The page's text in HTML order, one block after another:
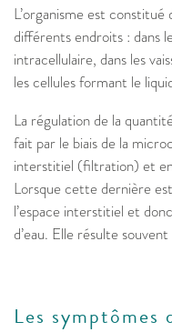
L’organisme est
différents endroits : dans
intracellulaire, dans les
les cellules formant le
La régulation de la
fait par le biais de la
interstitiel (filtration) et
Lorsque cette dernière est
l’espace interstitiel et
d’eau. Elle résulte
Les symptômes